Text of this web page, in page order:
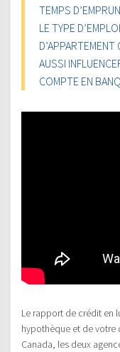
TEMPS
LE TYPE
AUSSI
COMPTE EN
Le rapport de crédit en
hypothèque et de votre
Canada, les deux